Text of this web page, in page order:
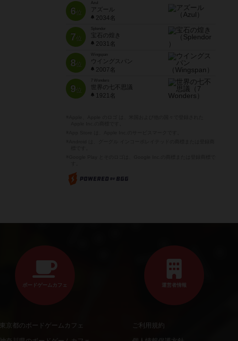
6位
Azul
アズール
2034名
7位
宝石の煌き
2031名
8位
Wingspan
ウイングスパン
2007名
9位
7 Wonders
世界の七不思議
1921名
ボードゲームカフェ
東京都のボードゲームカフェ
運営者情報
ご利用規約